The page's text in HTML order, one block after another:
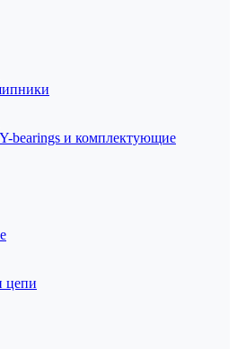
bearings и комплектующие
цепи